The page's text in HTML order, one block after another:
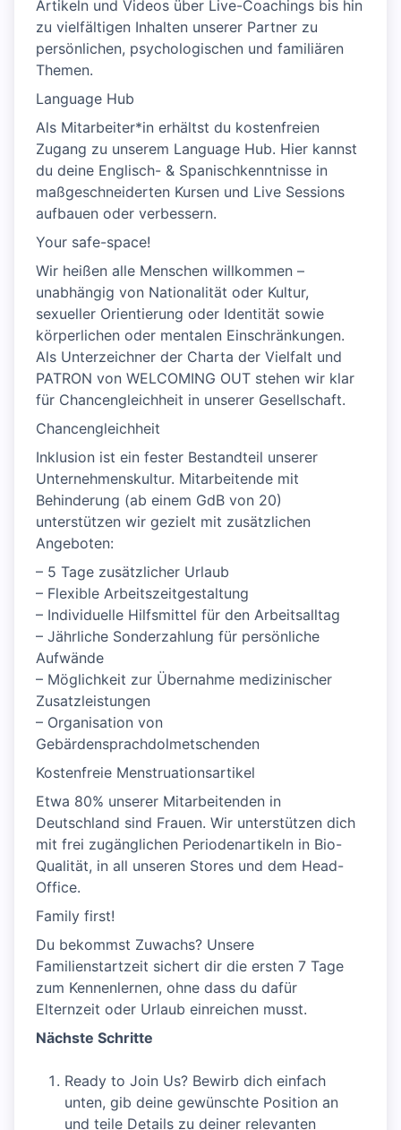
Artikeln und Videos über Live-Coachings bis hin
zu vielfältigen Inhalten unserer Partner zu
persönlichen, psychologischen und familiären
Themen.
Language Hub
Als Mitarbeiter*in erhältst du kostenfreien
Zugang zu unserem Language Hub. Hier kannst
du deine Englisch- & Spanischkenntnisse in
maßgeschneiderten Kursen und Live Sessions
aufbauen oder verbessern.
Your safe-space!
Wir heißen alle Menschen willkommen –
unabhängig von Nationalität oder Kultur,
sexueller Orientierung oder Identität sowie
körperlichen oder mentalen Einschränkungen.
Als Unterzeichner der Charta der Vielfalt und
PATRON von WELCOMING OUT stehen wir klar
für Chancengleichheit in unserer Gesellschaft.
Chancengleichheit
Inklusion ist ein fester Bestandteil unserer
Unternehmenskultur. Mitarbeitende mit
Behinderung (ab einem GdB von 20)
unterstützen wir gezielt mit zusätzlichen
Angeboten:
– 5 Tage zusätzlicher Urlaub
– Flexible Arbeitszeitgestaltung
– Individuelle Hilfsmittel für den Arbeitsalltag
– Jährliche Sonderzahlung für persönliche
Aufwände
– Möglichkeit zur Übernahme medizinischer
Zusatzleistungen
– Organisation von
Gebärdensprachdolmetschenden
Kostenfreie Menstruationsartikel
Etwa 80% unserer Mitarbeitenden in
Deutschland sind Frauen. Wir unterstützen dich
mit frei zugänglichen Periodenartikeln in Bio-
Qualität, in all unseren Stores und dem Head-
Office.
Family first!
Du bekommst Zuwachs? Unsere
Familienstartzeit sichert dir die ersten 7 Tage
zum Kennenlernen, ohne dass du dafür
Elternzeit oder Urlaub einreichen musst.
Nächste Schritte
Ready to Join Us? Bewirb dich einfach
unten, gib deine gewünschte Position an
und teile Details zu deiner relevanten